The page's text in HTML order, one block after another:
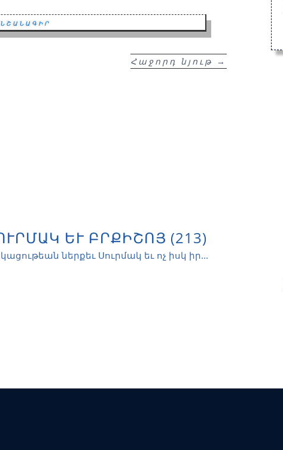
նշանագիր
Հաջորդ նյութ →
ԵՒ ԲՐՔԻՇՈՅ (213)
կացութեան ներքեւ Սուրմակ եւ ոչ իսկ իր...